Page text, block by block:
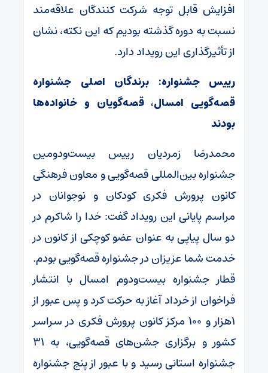
افزایش قابل توجه شرکت کنندگان علاقه‌مند
نسبت به دوره گذشته بودیم که این نکته، نشان
از تأثیرگذاری این رویداد دارد.
رییس جشنواره: برندگان اصلی جشنواره
قصه‌گویی امسال، قصه‌گویان و خانواده‌ها
بودند
محمدرضا زمردیان رییس بیست‌ودومین
جشنواره بین‌المللی قصه‌گویی و معاون فرهنگی
کانون پرورش فکری کودکان و نوجوانان در
مراسم پایانی این رویداد گفت: خدا را شاکرم در
دو سال پیاپی به عنوان عضو کوچکی از کانون در
خدمت شما عزیزان در جشنواره قصه‌گویی بودم.
قطار جشنواره بیست‌ودوم امسال با انتشار
فراخوان از خرداد آغاز به حرکت کرد و پس عبور از
۱هزار و ۱۰۰ مرکز کانون پرورش فکری در سراسر
کشور و برگزاری جشن‌های قصه‌گویی، به ۳۱
جشنواره استانی رسید و با عبور از پنج جشنواره